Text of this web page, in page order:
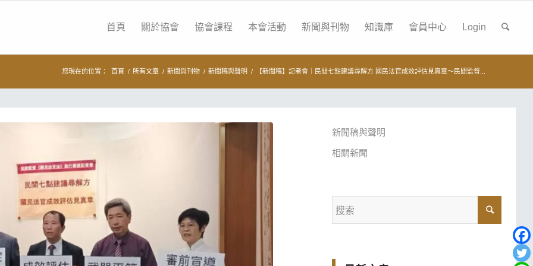
首頁 關於協會 協會課程 本會活動 新聞與刊物 知識庫 會員中心 Login
您現在的位置： 首頁 / 所有文章 / 新聞與刊物 / 新聞稿與聲明 / 【新聞稿】記者會｜民間七點建議尋解方 國民法官成效評估見真章～民間監督...
新聞稿與聲明
相關新聞